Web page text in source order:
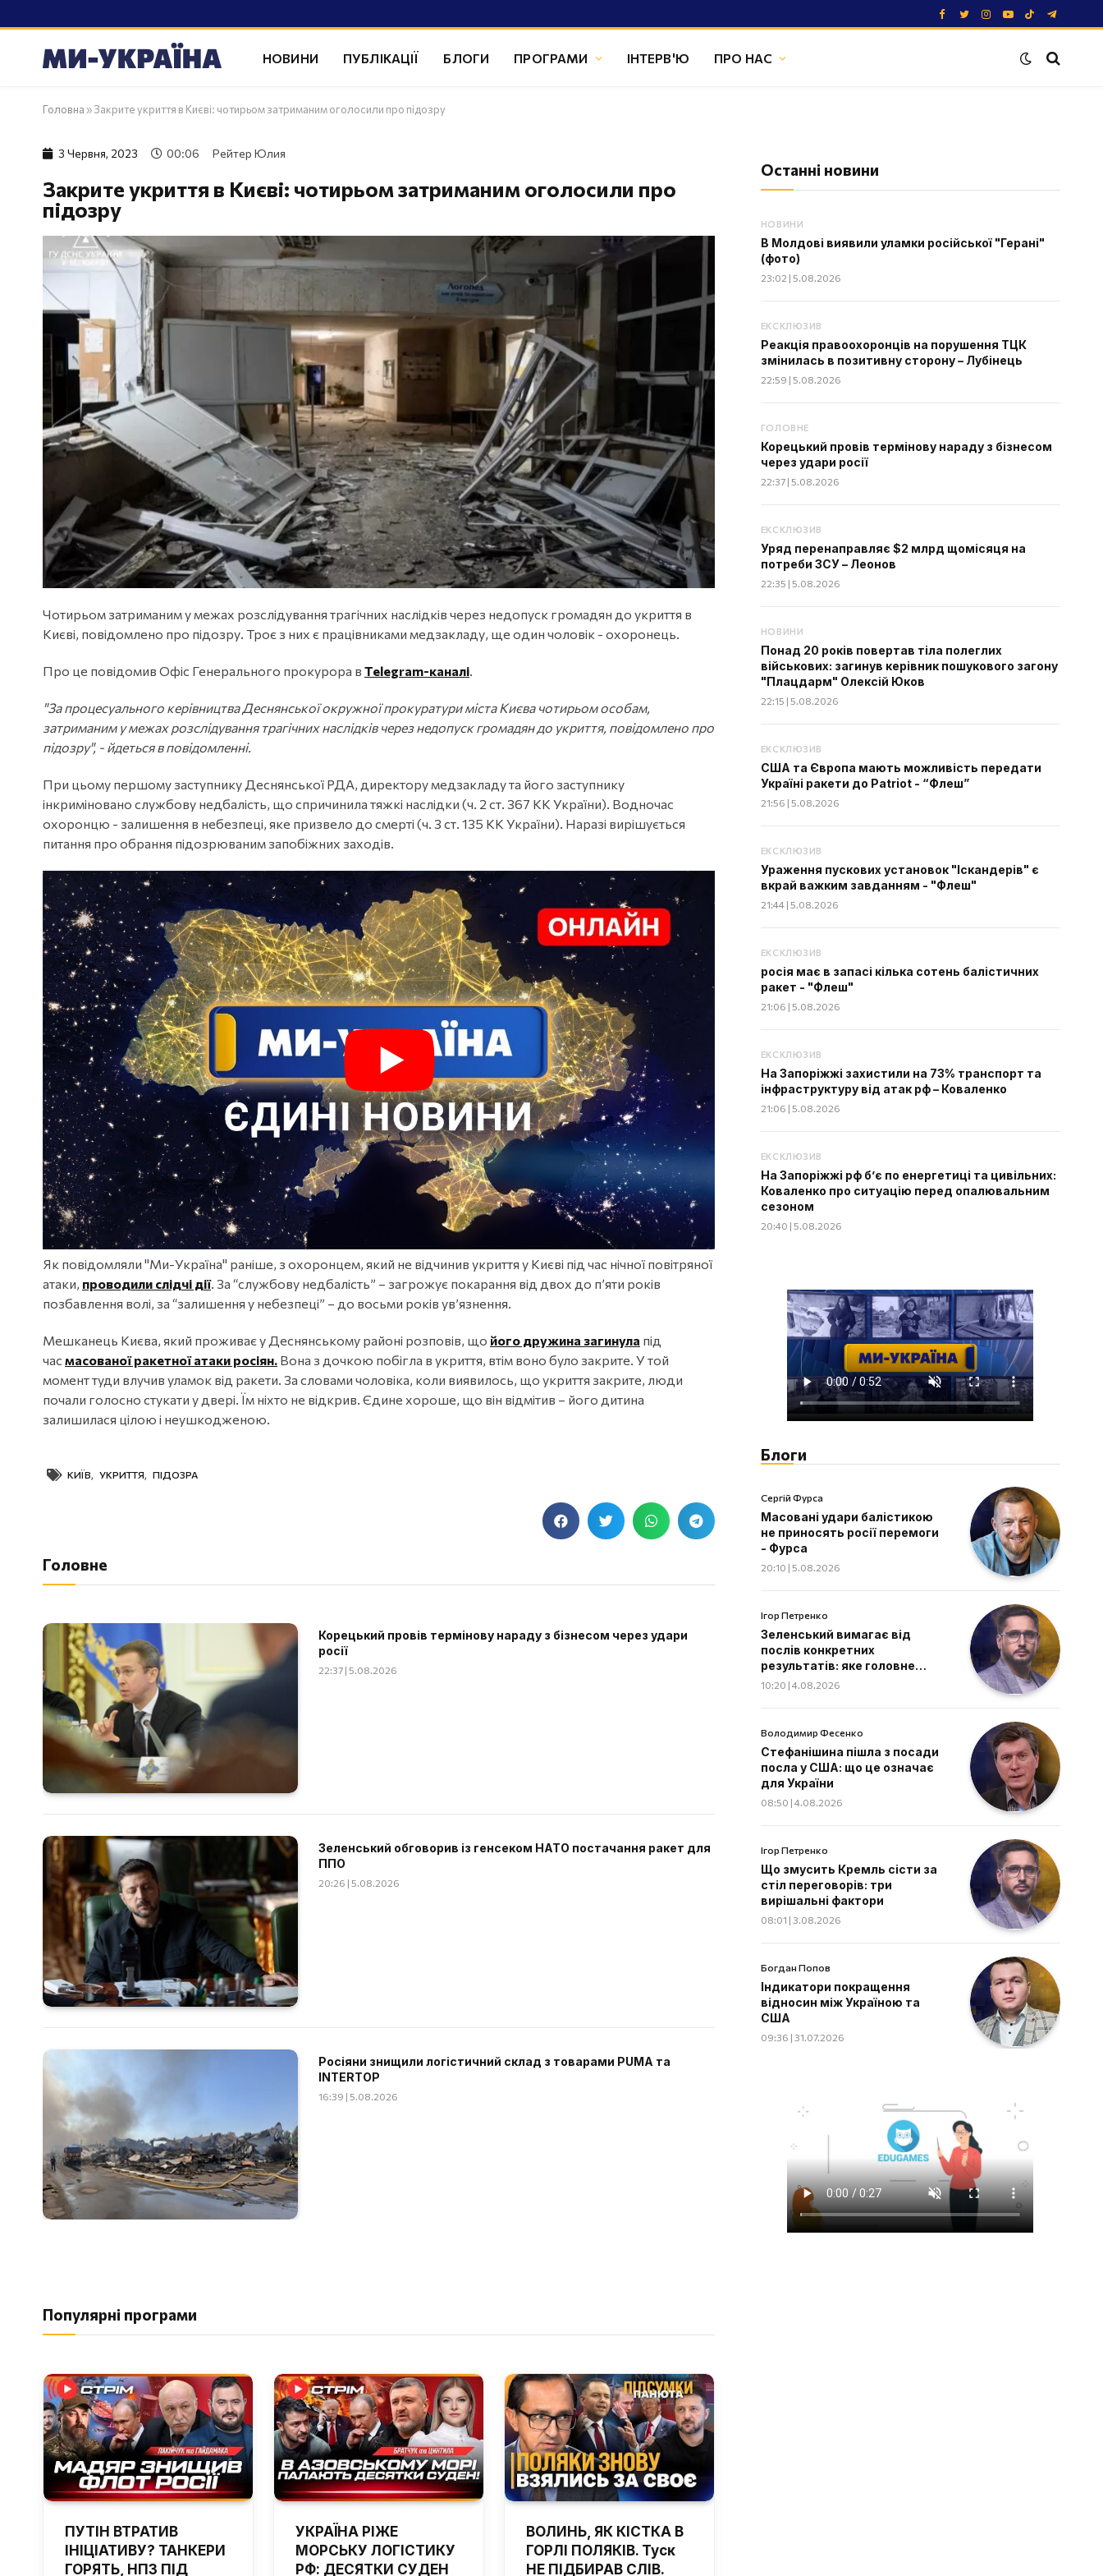
Facebook
TwitterInstagram
YouTube
TikTokTelegram
НОВИНИ ПУБЛІКАЦІЇ БЛОГИ ПРОГРАМИ ІНТЕРВ'Ю ПРО НАС
Головна »Закрите укриття в Києві: чотирьом затриманим оголосили про підозру
3 Червня, 2023 00:06 Рейтер Юлия
Закрите укриття в Києві: чотирьом затриманим оголосили про
підозру
Чотирьом затриманим у межах розслідування трагічних наслідків через недопуск громадян до укриття в
Києві, повідомлено про підозру. Троє з них є працівниками медзакладу, ще один чоловік - охоронець.
Про це повідомив Офіс Генерального прокурора в Telegram-каналі.
"За процесуального керівництва Деснянської окружної прокуратури міста Києва чотирьом особам,
затриманим у межах розслідування трагічних наслідків через недопуск громадян до укриття, повідомлено про
підозру", - йдеться в повідомленні.
При цьому першому заступнику Деснянської РДА, директору медзакладу та його заступнику
інкриміновано службову недбалість, що спричинила тяжкі наслідки (ч. 2 ст. 367 КК України). Водночас
охоронцю - залишення в небезпеці, яке призвело до смерті (ч. 3 ст. 135 КК України). Наразі вирішується
питання про обрання підозрюваним запобіжних заходів.
Як повідомляли "Ми-Україна" раніше, з охоронцем, який не відчинив укриття у Києві під час нічної повітряної
атаки, проводили слідчі дії. За “службову недбалість” – загрожує покарання від двох до п’яти років
позбавлення волі, за “залишення у небезпеці” – до восьми років ув’язнення.
Мешканець Києва, який проживає у Деснянському районі розповів, що його дружина загинула під
час масованої ракетної атаки росіян. Вона з дочкою побігла в укриття, втім воно було закрите. У той
момент туди влучив уламок від ракети. За словами чоловіка, коли виявилось, що укриття закрите, люди
почали голосно стукати у двері. Їм ніхто не відкрив. Єдине хороше, що він відмітив – його дитина
залишилася цілою і неушкодженою.
КИЇВ, УКРИТТЯ, ПІДОЗРА
Головне
Корецький провів термінову нараду з бізнесом через удари
росії
22:37 | 5.08.2026
Зеленський обговорив із генсеком НАТО постачання ракет для
ППО
20:26 | 5.08.2026
Росіяни знищили логістичний склад з товарами PUMA та
INTERTOP
16:39 | 5.08.2026
Популярні програми
ПУТІН ВТРАТИВ
ІНІЦІАТИВУ? ТАНКЕРИ
ГОРЯТЬ, НПЗ ПІД
УКРАЇНА РІЖЕ
МОРСЬКУ ЛОГІСТИКУ
РФ: ДЕСЯТКИ СУДЕН
ВОЛИНЬ, ЯК КІСТКА В
ГОРЛІ ПОЛЯКІВ. Туск
НЕ ПІДБИРАВ СЛІВ.
Останні новини
НОВИНИ
В Молдові виявили уламки російської "Герані"
(фото)
23:02 | 5.08.2026
ЕКСКЛЮЗИВ
Реакція правоохоронців на порушення ТЦК
змінилась в позитивну сторону – Лубінець
22:59 | 5.08.2026
ГОЛОВНЕ
Корецький провів термінову нараду з бізнесом
через удари росії
22:37 | 5.08.2026
ЕКСКЛЮЗИВ
Уряд перенаправляє $2 млрд щомісяця на
потреби ЗСУ – Леонов
22:35 | 5.08.2026
НОВИНИ
Понад 20 років повертав тіла полеглих
військових: загинув керівник пошукового загону
"Плацдарм" Олексій Юков
22:15 | 5.08.2026
ЕКСКЛЮЗИВ
США та Європа мають можливість передати
Україні ракети до Patriot - “Флеш”
21:56 | 5.08.2026
ЕКСКЛЮЗИВ
Ураження пускових установок "Іскандерів" є
вкрай важким завданням - "Флеш"
21:44 | 5.08.2026
ЕКСКЛЮЗИВ
росія має в запасі кілька сотень балістичних
ракет - "Флеш"
21:06 | 5.08.2026
ЕКСКЛЮЗИВ
На Запоріжжі захистили на 73% транспорт та
інфраструктуру від атак рф – Коваленко
21:06 | 5.08.2026
ЕКСКЛЮЗИВ
На Запоріжжі рф б’є по енергетиці та цивільних:
Коваленко про ситуацію перед опалювальним
сезоном
20:40 | 5.08.2026
Блоги
Сергій Фурса
Масовані удари балістикою
не приносять росії перемоги
- Фурса
20:10 | 5.08.2026
Ігор Петренко
Зеленський вимагає від
послів конкретних
результатів: яке головне
завдання дипломатів
10:20 | 4.08.2026
Володимир Фесенко
Стефанішина пішла з посади
посла у США: що це означає
для України
08:50 | 4.08.2026
Ігор Петренко
Що змусить Кремль сісти за
стіл переговорів: три
вирішальні фактори
08:01 | 3.08.2026
Богдан Попов
Індикатори покращення
відносин між Україною та
США
09:36 | 31.07.2026